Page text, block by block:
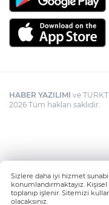
HABER YAZILIMI ve
2026 Tüm hakları saklıdır.
Sizlere daha iyi hizmet
konumlandırmaktayız.
toplanıp işlenir. Sitemizi
olacaksınız.